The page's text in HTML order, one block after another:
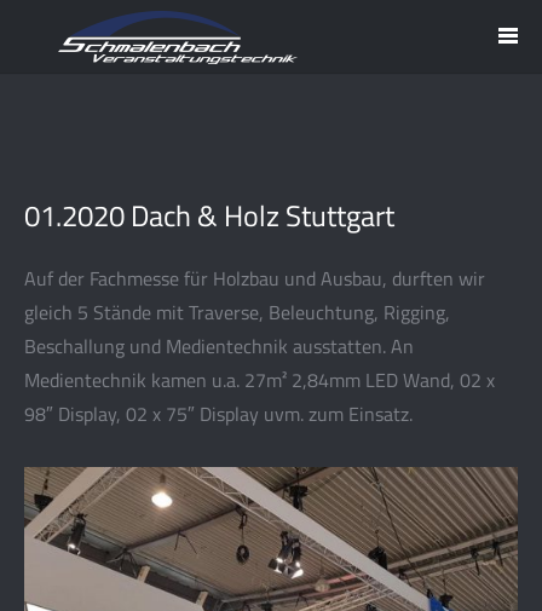
01.2020 Dach & Holz Stuttgart
Auf der Fachmesse für Holzbau und Ausbau, durften wir
gleich 5 Stände mit Traverse, Beleuchtung, Rigging,
Beschallung und Medientechnik ausstatten. An
Medientechnik kamen u.a. 27m² 2,84mm LED Wand, 02 x
98″ Display, 02 x 75″ Display uvm. zum Einsatz.